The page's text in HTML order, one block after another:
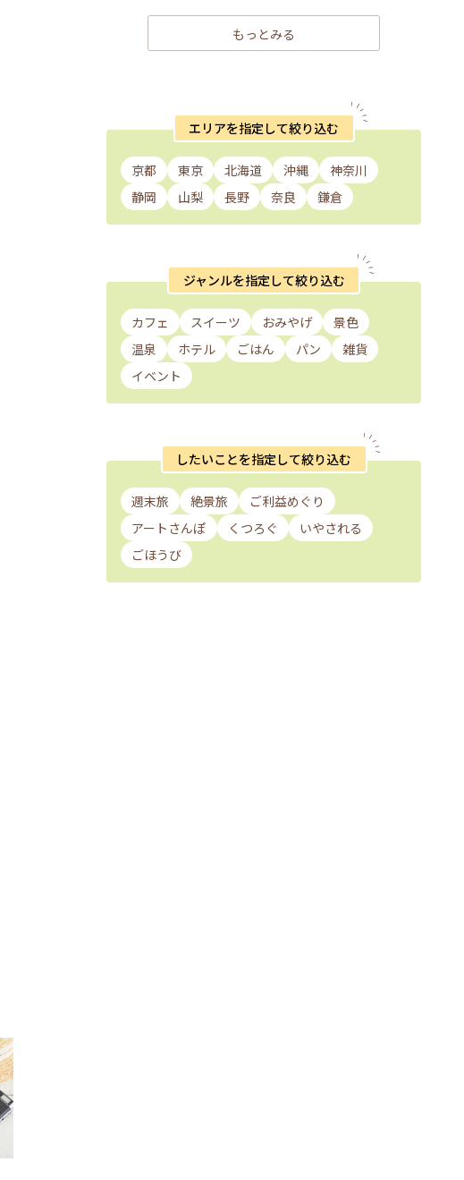
もっとみる
エリアを指定して絞り込む
京都 東京 北海道 沖縄
神奈川
静岡
山梨 長野 奈良 鎌倉
ジャンルを指定して絞り込む
カフェ スイーツ おみやげ
景色
温泉
ホテル ごはん パン
雑貨
イベント
したいことを指定して絞り込む
週末旅 絶景旅
ご利益めぐり
アートさんぽ
くつろぐ
いやされる
ごほうび